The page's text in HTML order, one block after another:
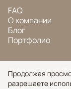
FAQ
О компании
Блог
Портфолио
© Ansy Carpet
Политика
Продолжая
разрешаете